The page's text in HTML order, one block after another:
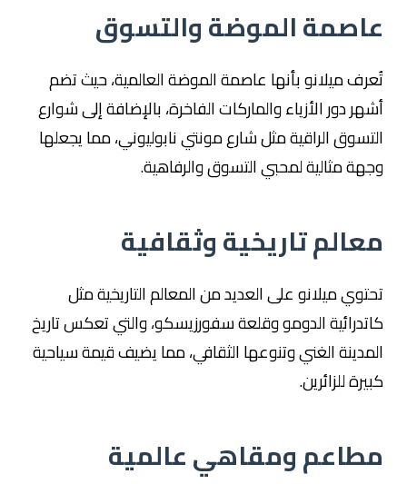
عاصمة الموضة والتسوق
تُعرف ميلانو بأنها عاصمة الموضة العالمية، حيث تضم
أشهر دور الأزياء والماركات الفاخرة، بالإضافة إلى شوارع
التسوق الراقية مثل شارع مونتي نابوليوني، مما يجعلها
وجهة مثالية لمحبي التسوق والرفاهية.
معالم تاريخية وثقافية
تحتوي ميلانو على العديد من المعالم التاريخية مثل
كاتدرائية الدومو وقلعة سفورزيسكو، والتي تعكس تاريخ
المدينة الغني وتنوعها الثقافي، مما يضيف قيمة سياحية
كبيرة للزائرين.
مطاعم ومقاهي عالمية